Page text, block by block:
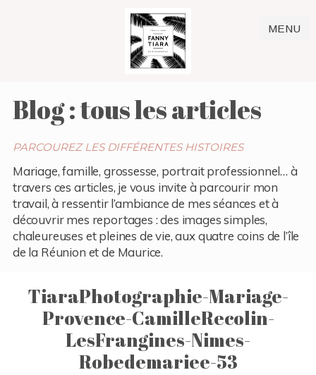
MENU
Blog : tous les articles
PARCOUREZ LES DIFFÉRENTES HISTOIRES
Mariage, famille, grossesse, portrait professionnel… à
travers ces articles, je vous invite à parcourir mon
travail, à ressentir l’ambiance de mes séances et à
découvrir mes reportages : des images simples,
chaleureuses et pleines de vie, aux quatre coins de l’île
de la Réunion et de Maurice.
TiaraPhotographie-Mariage-
Provence-CamilleRecolin-
LesFrangines-Nimes-
Robedemariee-53